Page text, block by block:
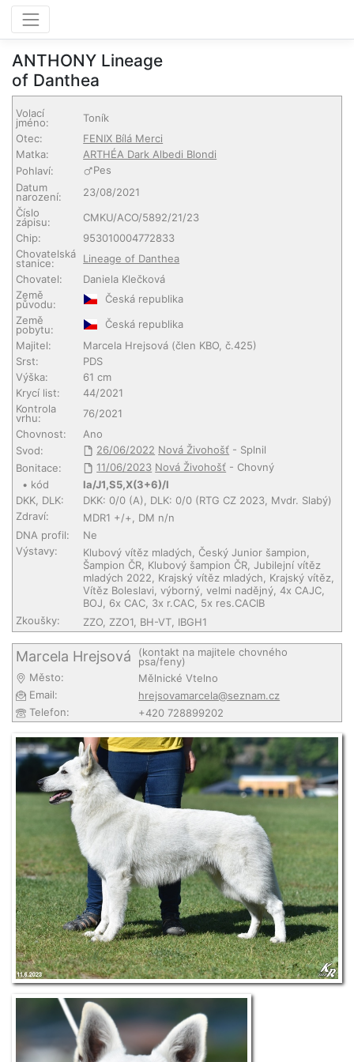
ANTHONY Lineage
of Danthea
Volací
jméno:
Toník
Otec:
FENIX Bílá Merci
Matka:
ARTHÉA Dark Albedi Blondi
Pohlaví:
Pes
Datum
narození:
23/08/2021
Číslo
zápisu:
CMKU/ACO/5892/21/23
Chip:
953010004772833
Chovatelská
stanice:
Lineage of Danthea
Chovatel:
Daniela Klečková
Země
původu:
Česká republika
Země
pobytu:
Česká republika
Majitel:
Marcela Hrejsová (člen KBO, č.425)
Srst:
PDS
Výška:
61 cm
Krycí list:
44/2021
Kontrola
vrhu:
76/2021
Chovnost:
Ano
Svod:
26/06/2022 Nová Živohošť - Splnil
Bonitace:
11/06/2023 Nová Živohošť - Chovný
• kód
Ia/J1,S5,X(3+6)/I
DKK, DLK:
DKK: 0/0 (A), DLK: 0/0 (RTG CZ 2023, Mvdr. Slabý)
Zdraví:
MDR1 +/+, DM n/n
DNA profil:
Ne
Výstavy:
Klubový vítěz mladých, Český Junior šampion,
Šampion ČR, Klubový šampion ČR, Jubilejní vítěz
mladých 2022, Krajský vítěz mladých, Krajský vítěz,
Vítěz Boleslavi, výborný, velmi nadějný, 4x CAJC,
BOJ, 6x CAC, 3x r.CAC, 5x res.CACIB
Zkoušky:
ZZO, ZZO1, BH-VT, IBGH1
Marcela Hrejsová (kontakt na majitele chovného
psa/feny)
Město:
Mělnické Vtelno
Email:
hrejsovamarcela@seznam.cz
Telefon:
+420 728899202